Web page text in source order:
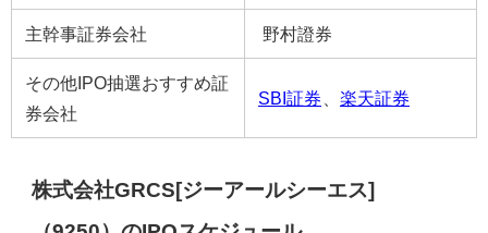
主幹事証券会社 野村證券
その他IPO抽選おすすめ証
券会社
SBI証券 楽天証券
株式会社GRCS[ジーアールシーエス]